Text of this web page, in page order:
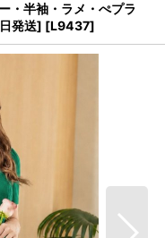
・半袖・ラメ・ぺプラ
発送] [L9437]